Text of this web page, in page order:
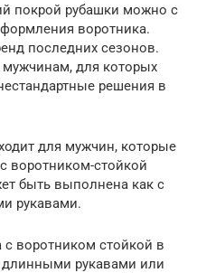
покрой рубашки можно с
воротника.
последних сезонов.
для которых
решения в
для мужчин, которые
воротником-стойкой
быть выполнена как с
рукавами.
с воротником стойкой в
рукавами или